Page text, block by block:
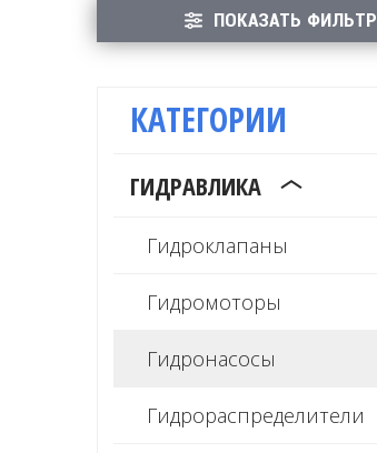
ПОКАЗАТЬ ФИЛЬТР
КАТЕГОРИИ
ГИДРАВЛИКА
Гидроклапаны
Гидромоторы
Гидронасосы
Гидрораспределители